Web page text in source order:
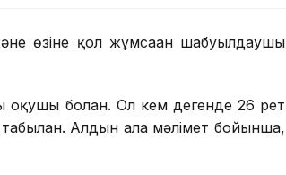
өзіне қол жұмсаған шабуылдаушы
болған. Ол кем дегенде 26 рет
Алдын ала мәлімет бойынша,